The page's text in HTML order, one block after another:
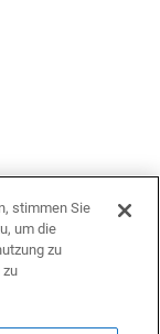
stimmen Sie
um die
zu
zu